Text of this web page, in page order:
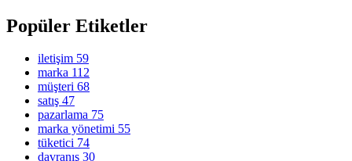
Popüler Etiketler
iletişim 59
marka 112
müşteri 68
satış 47
pazarlama 75
marka yönetimi 55
tüketici 74
davranış 30